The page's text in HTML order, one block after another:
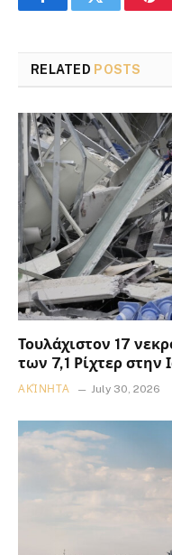
FacebookTwitter
RELATED POSTS
Τουλάχιστον 17
των 7,1 Ρίχτερ στην
ΑΚΊΝΗΤΑ July 30, 2026